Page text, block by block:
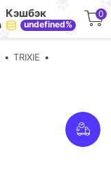
Кэшбэк
undefined%
0
TRIXIE